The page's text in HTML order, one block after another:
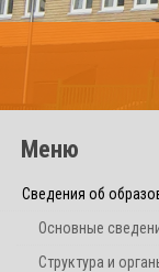
Меню
Сведения об
Основные
Структура и